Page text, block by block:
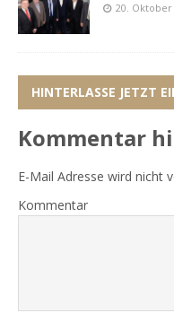
20. Oktober
HINTERLASSE JETZT
Kommentar
E-Mail Adresse wird nicht
Kommentar